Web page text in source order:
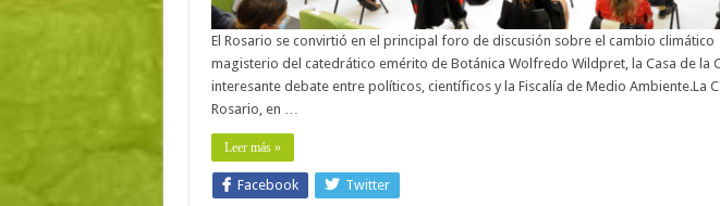
El Rosario se convirtió en el principal foro de discusión sobre el cambio climático
magisterio del catedrático emérito de Botánica Wolfredo Wildpret, la Casa de la
interesante debate entre políticos, científicos y la Fiscalía de Medio Ambiente.La
Rosario, en …
Leer más »
Facebook Twitter